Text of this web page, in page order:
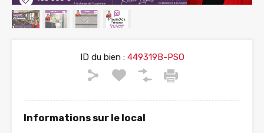
ID du bien :449319B-PSO
Informations sur le local